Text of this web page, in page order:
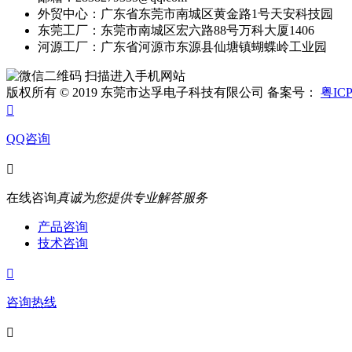
外贸中心：广东省东莞市南城区黄金路1号天安科技园
东莞工厂：东莞市南城区宏六路88号万科大厦1406
河源工厂：广东省河源市东源县仙塘镇蝴蝶岭工业园
扫描进入手机网站
版权所有 © 2019 东莞市达孚电子科技有限公司 备案号： 粤

QQ咨询

在线咨询真诚为您提供专业解答服务
产品咨询
技术咨询

咨询热线
